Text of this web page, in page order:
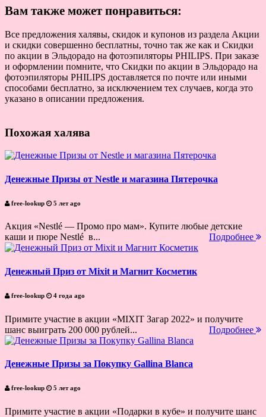
Вам также может понравиться:
Все предложения халявы, скидок и купонов из раздела Акции
и скидки совершенно бесплатны, точно так же как и Скидки
по акции в Эльдорадо на фотоэпиляторы PHILIPS. При заказе
и оформлении помните, что Скидки по акции в Эльдорадо на
фотоэпиляторы PHILIPS доставляется по почте или иными
способами бесплатно, за исключением тех случаев, когда это
указано в описании предложения.
Похожая халява
Денежные Призы от Nestle и магазина Пятерочка
free-lookup 5 лет ago
Акция «Nestlé — Промо про мам». Купите любые детские
каши и пюре Nestlé в...
Подробнее
Денежный Приз от Mixit и Магнит Косметик
free-lookup 4 года ago
Примите участие в акции «MIXIT Загар 2022» и получите
шанс выиграть 200 000 рублей...
Подробнее
Денежные Призы за Покупку Gallina Blanca
free-lookup 5 лет ago
Примите участие в акции «Подарки в кубе» и получите шанс